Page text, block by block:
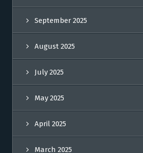
September 2025
August 2025
July 2025
May 2025
April 2025
March 2025